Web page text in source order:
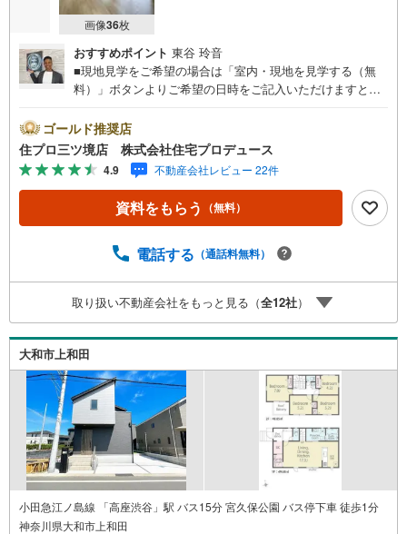
画像36枚
おすすめポイント 東谷 玲音
■現地見学をご希望の場合は「室内・現地を見学する（無
料）」ボタンよりご希望の日時をご記入いただけますとス
区・戸塚区・大和市に強い！ 住プロは、泉区・瀬谷区・旭
区・戸塚区・大和市の不動産売買専門会社です！最新物件
情報や当社限定の物件情報も多数ご用意！お気軽にお問合
せ下さい!! -------------- 弊社独自の住宅ローン提案システム
弊社ではファイナンシャル専門スタッフによる【丁寧な資
金アドバイス】【ファイナンシャルプラン提案書の作成】
年時の住宅ローン残高】【住宅購入者だけが加入できる無
ス】これから多くなる【教育費】住宅を買った後から始ま
る【住宅ローン返済】65歳以上から必要になる【老後の費
用負担】住宅探しの【このタイミング】で不安な部分を明
確にしていきませんか？？ --------------
ゴールド推奨店
住プロ三ツ境店 株式会社住宅プロデュース
4.9 不動産会社レビュー 22件
資料をもらう （無料）
電話する （通話料無料）
取り扱い不動産会社をもっと見る（全12社）
大和市上和田
小田急江ノ島線 「高座渋谷」駅 バス15分 宮久保公園 バス停下車 徒歩1分
神奈川県大和市上和田